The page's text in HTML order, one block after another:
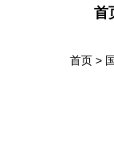
首
首页 >